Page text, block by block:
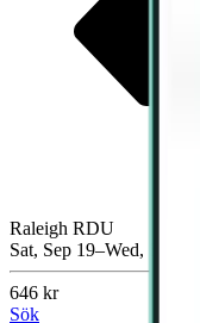
Raleigh RDU
Sat, Sep 19–Wed, Sep 23
646 kr
Sök